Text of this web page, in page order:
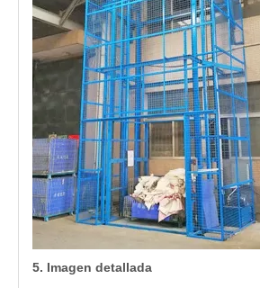
5. Imagen detallada